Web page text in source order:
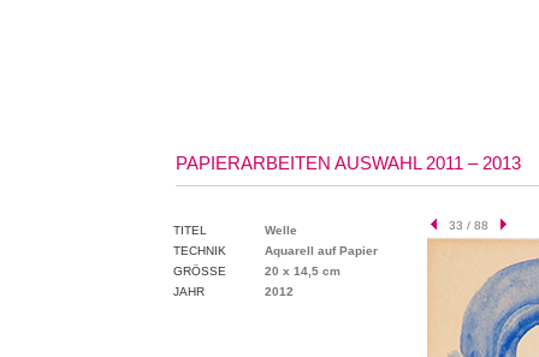
PAPIERARBEITEN AUSWAHL 2011 – 2013
TITEL
Welle
TECHNIK
Aquarell auf Papier
GRÖSSE
20 x 14,5 cm
JAHR
2012
33 / 88